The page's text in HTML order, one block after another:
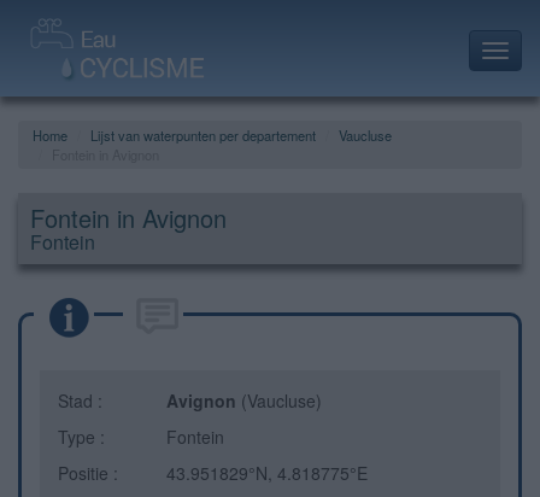
Home Lijst van waterpunten per departement
Vaucluse
Fontein in Avignon
Fontein
Stad : Avignon (Vaucluse)
Type :
Fontein
Positie :
43.951829°N, 4.818775°E